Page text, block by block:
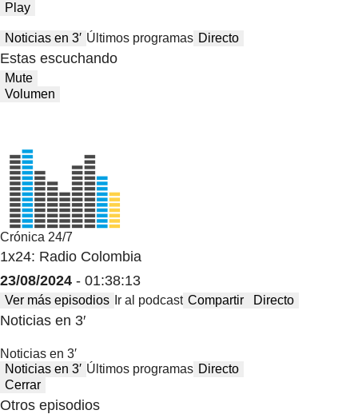
Play
Noticias en 3′ Últimos programas Directo
Estas escuchando
Mute
Volumen
Crónica 24/7
1x24: Radio Colombia
23/08/2024 - 01:38:13
Ver más episodios Ir al podcast Compartir Directo
Noticias en 3′
Noticias en 3′
Noticias en 3′ Últimos programas Directo
Cerrar
Otros episodios